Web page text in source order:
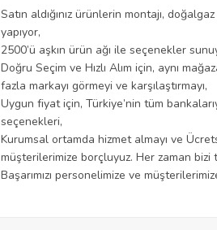
Satın aldığınız ürünlerin montajı,
yapıyor,
2500’ü aşkın ürün ağı ile seçenekler
Doğru Seçim ve Hızlı Alım için, aynı
fazla markayı görmeyi ve karşılaştırmayı,
Uygun fiyat için, Türkiye’nin tüm
seçenekleri,
Kurumsal ortamda hizmet almayı ve
müşterilerimize borçluyuz. Her zaman
Başarımızı personelimize ve